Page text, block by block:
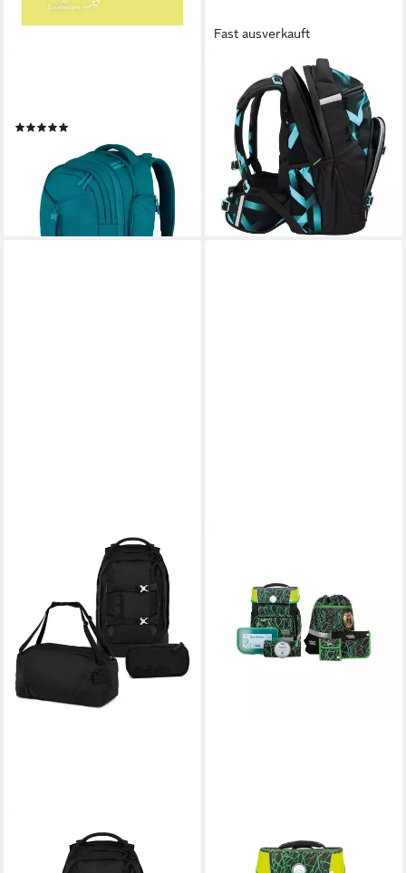
UVP159,99 €
lieferbar - in 2-3 Werktagen bei dir
+17
Fast ausverkauft
COOCAZOO
Schulranzen Byte, PET
119,99 €
UVP 139,99 €
-14%
lieferbar - in 2-3 Werktagen bei dir